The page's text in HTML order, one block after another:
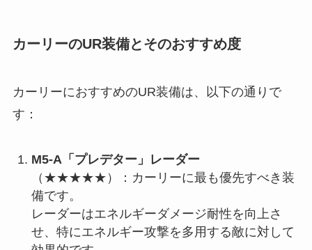
カーリーのUR装備とそのおすすめ度
カーリーにおすすめのUR装備は、以下の通りで
す：
M5-A「プレデター」レーダー
（★★★★★）：カーリーに最も優先すべき装
備です。
レーダーはエネルギーダメージ耐性を向上さ
せ、特にエネルギー攻撃を多用する敵に対して